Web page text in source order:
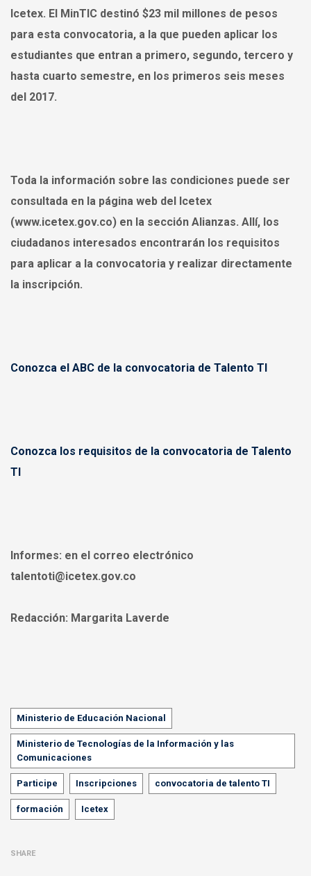
Icetex. El MinTIC destinó $23 mil millones de pesos
para esta convocatoria, a la que pueden aplicar los
estudiantes que entran a primero, segundo, tercero y
hasta cuarto semestre, en los primeros seis meses
del 2017.
Toda la información sobre las condiciones puede ser
consultada en la página web del Icetex
(www.icetex.gov.co) en la sección Alianzas. Allí, los
ciudadanos interesados encontrarán los requisitos
para aplicar a la convocatoria y realizar directamente
la inscripción.
Conozca el ABC de la convocatoria de Talento TI
Conozca los requisitos de la convocatoria de Talento
TI
Informes: en el correo electrónico
talentoti@icetex.gov.co
Redacción: Margarita Laverde
Tags
Ministerio de Educación Nacional
Ministerio de Tecnologías de la Información y las
Comunicaciones
Participe Inscripciones convocatoria de talento TI
formación Icetex
SHARE